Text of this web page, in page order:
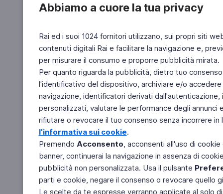
Abbiamo a cuore la tua privacy
Rai ed i suoi 1024 fornitori utilizzano, sui propri siti
contenuti digitali Rai e facilitare la navigazione e,
per misurare il consumo e proporre pubblicità mirata.
Per quanto riguarda la pubblicità, dietro tuo
l'identificativo del dispositivo, archiviare e/o
navigazione, identificatori derivati
personalizzati, valutare le performance degli
rifiutare o revocare il tuo consenso senza incorrere
l'informativa sui cookie.
Premendo Acconsento, acconsenti all'uso di
banner, continuerai la navigazione in assenza di
pubblicità non personalizzata. Usa il pulsante
parti e cookie, negare il consenso o revocare quello
Le scelte da te espresse verranno applicate al solo